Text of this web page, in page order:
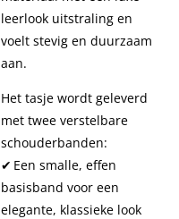
leerlook uitstraling en
voelt stevig en duurzaam
aan.
Het tasje wordt geleverd
met twee verstelbare
schouderbanden:
✔ Een smalle, effen
basisband voor een
elegante, klassieke look